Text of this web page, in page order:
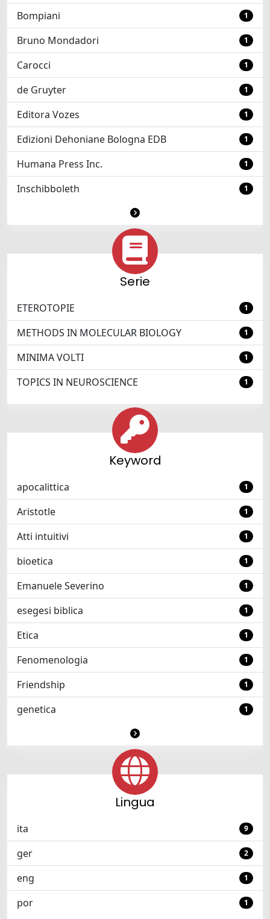
Bompiani 1
Bruno Mondadori 1
Carocci 1
de Gruyter 1
Editora Vozes 1
Edizioni Dehoniane Bologna EDB 1
Humana Press Inc. 1
Inschibboleth 1
Serie
ETEROTOPIE 1
METHODS IN MOLECULAR BIOLOGY 1
MINIMA VOLTI 1
TOPICS IN NEUROSCIENCE 1
Keyword
apocalittica 1
Aristotle 1
Atti intuitivi 1
bioetica 1
Emanuele Severino 1
esegesi biblica 1
Etica 1
Fenomenologia 1
Friendship 1
genetica 1
Lingua
ita 9
ger 2
eng 1
por 1